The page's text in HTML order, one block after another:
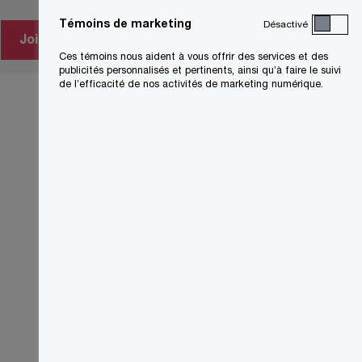
Joignez-vous à nous dès aujourd’hui
Témoins de marketing Désactivé
Ces témoins nous aident à vous offrir des services et des
publicités personnalisés et pertinents, ainsi qu’à faire le suivi
de l’efficacité de nos activités de marketing numérique.